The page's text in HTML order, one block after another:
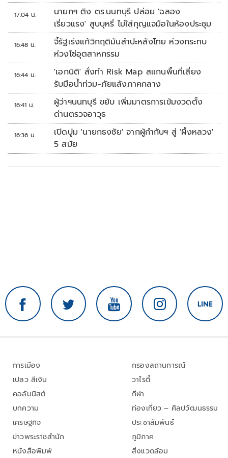
17:04 น.
นายกฯ ติง ตร.นนทบุรี ปล่อย 'ฉลอง
เรี่ยวแรง' สูบบุหรี่ ไม่ใส่กุญแจมือในห้องประชุม
16:48 น.
จี้รัฐเร่งแก้วิกฤติมันสำปะหลังไทย ห่วงกระทบ
ห่วงโซ่อุตสาหกรรม
16:44 น.
'เอกนิติ' สั่งทำ Risk Map สแกนพื้นที่เสี่ยง
รับมือน้ำท่วม-ภัยแล้งภาคกลาง
16:41 น.
ผู้ว่าฯนนทบุรี ขยับ เพิ่มมาตรการเข้มงวดตั้ง
ด่านตรวจอาวุธ
16:36 น.
เปิดปูม 'นายกธงชัย' จากผู้กำกับฯ สู่ 'ผึ้งหลวง'
5 สมัย
การเมือง
เปลว สีเงิน
คอลัมนิสต์
บทความ
เศรษฐกิจ
ข่าวพระราชสำนัก
หนังสือพิมพ์
กรองสถานการณ์
วาไรตี้
กีฬา
ท่องเที่ยว – ศิลปวัฒนธรรม
ประชาสัมพันธ์
ภูมิภาค
สิ่งแวดล้อม